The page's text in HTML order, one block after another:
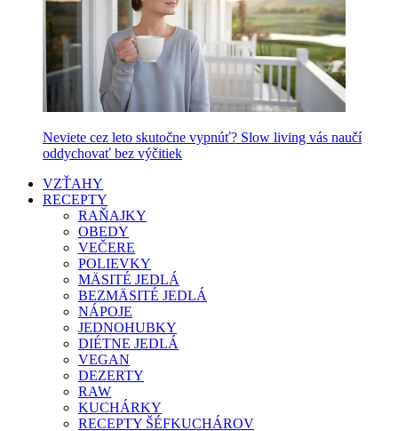
Neviete cez leto skutočne vypnúť? Slow living vás naučí
oddychovať bez výčitiek
VZŤAHY
RECEPTY
RAŇAJKY
OBEDY
VEČERE
POLIEVKY
MÄSITÉ JEDLÁ
BEZMÄSITÉ JEDLÁ
NÁPOJE
JEDNOHUBKY
DIÉTNE JEDLÁ
VEGAN
DEZERTY
RAW
KUCHÁRKY
RECEPTY ŠÉFKUCHÁROV